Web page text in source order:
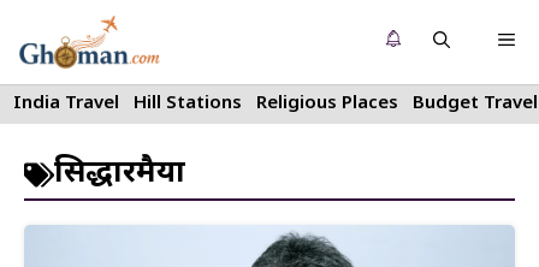
to
content
India Travel Hill Stations Religious Places Budget Travel
सिद्धारमैया